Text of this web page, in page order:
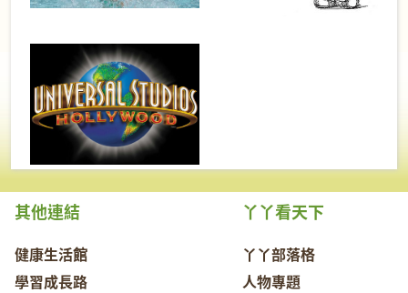
其他連結
健康生活館
學習成長路
丫丫看天下
丫丫部落格
人物專題